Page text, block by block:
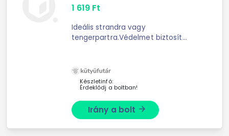
1 619 Ft
Ideális strandra vagy
tengerpartra.Védelmet biztosít
rendelkezik.Az első lépésektől 5 éves
korig.
Készletinfó:
Érdeklődj a boltban!
Irány a bolt arrow_forward